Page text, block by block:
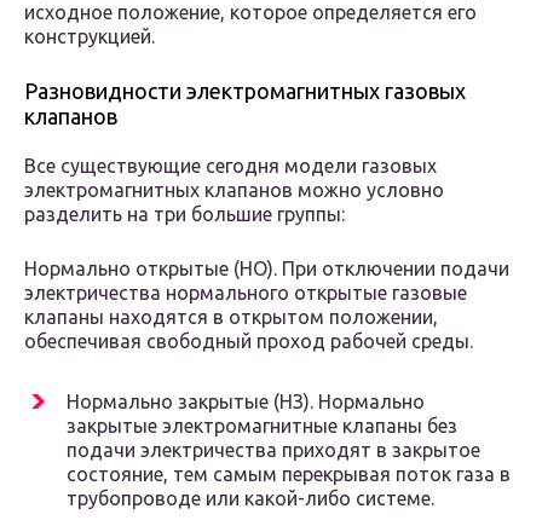
исходное положение, которое определяется его
конструкцией.
Разновидности электромагнитных газовых
клапанов
Все существующие сегодня модели газовых
электромагнитных клапанов можно условно
разделить на три большие группы:
Нормально открытые (НО). При отключении подачи
электричества нормального открытые газовые
клапаны находятся в открытом положении,
обеспечивая свободный проход рабочей среды.
Нормально закрытые (НЗ). Нормально
закрытые электромагнитные клапаны без
подачи электричества приходят в закрытое
состояние, тем самым перекрывая поток газа в
трубопроводе или какой-либо системе.